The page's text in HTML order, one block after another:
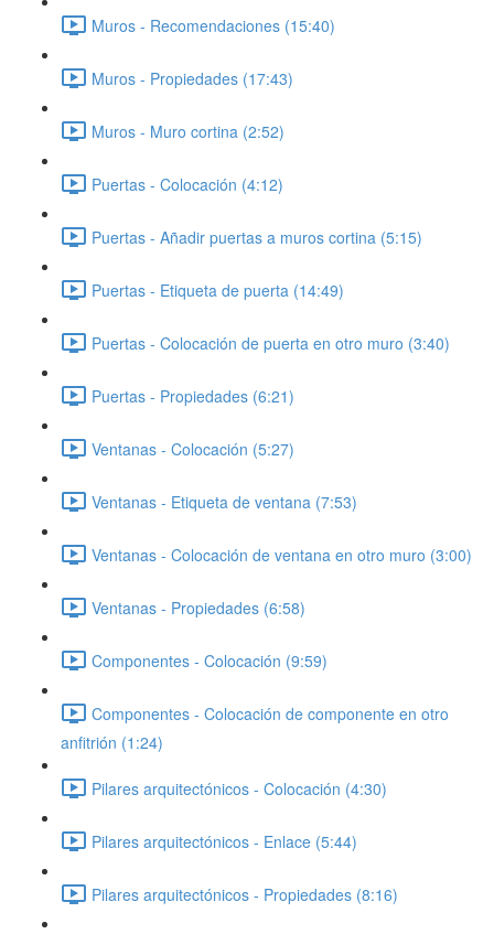
Muros - Recomendaciones (15:40)
Muros - Propiedades (17:43)
Muros - Muro cortina (2:52)
Puertas - Colocación (4:12)
Puertas - Añadir puertas a muros cortina (5:15)
Puertas - Etiqueta de puerta (14:49)
Puertas - Colocación de puerta en otro muro (3:40)
Puertas - Propiedades (6:21)
Ventanas - Colocación (5:27)
Ventanas - Etiqueta de ventana (7:53)
Ventanas - Colocación de ventana en otro muro (3:00)
Ventanas - Propiedades (6:58)
Componentes - Colocación (9:59)
Componentes - Colocación de componente en otro
anfitrión (1:24)
Pilares arquitectónicos - Colocación (4:30)
Pilares arquitectónicos - Enlace (5:44)
Pilares arquitectónicos - Propiedades (8:16)